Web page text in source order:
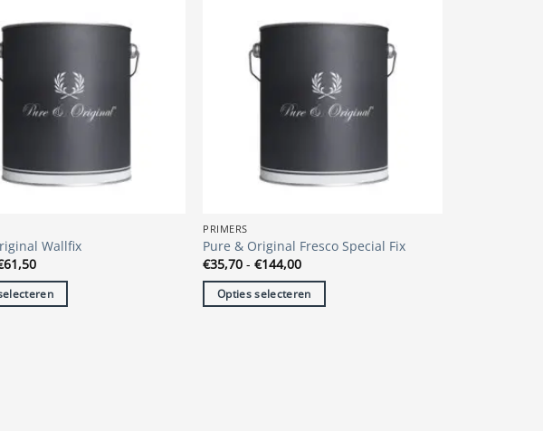
Wallfix
61,50Prijsklasse:
tot
€61,50
PRIMERS
Pure & Original Fresco Special Fix
€35,70 - €144,00Prijsklasse:
tot
€144,00
Opties selecteren